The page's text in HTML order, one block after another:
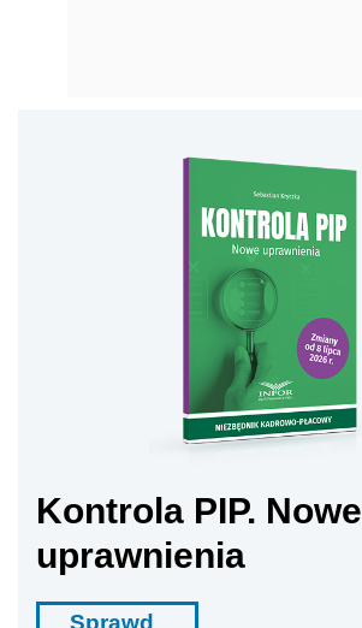
Kontrola PIP. Nowe
uprawnienia
Sprawd